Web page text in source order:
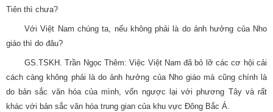
Tiên thì chưa?
Với Việt Nam chúng ta, nếu không phải là do ảnh hưởng của Nho
giáo thì do đâu?
GS.TSKH. Trần Ngọc Thêm: Việc Việt Nam đã bỏ lỡ các cơ hội cải
cách càng không phải là do ảnh hưởng của Nho giáo mà cũng chính là
do bản sắc văn hóa của mình, vốn ngược lại với phương Tây và rất
khác với bản sắc văn hóa trung gian của khu vực Đông Bắc Á.